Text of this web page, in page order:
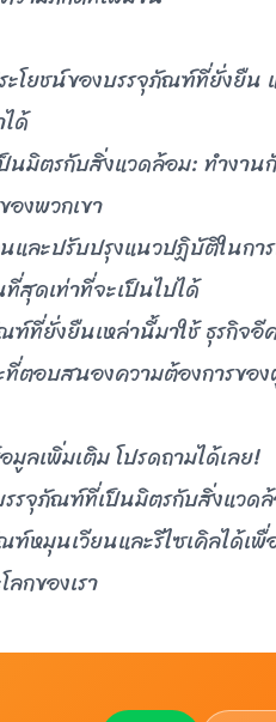
โยชน์ของบรรจุภัณฑ์ที่ยั่งยืน
ด้
มิตรกับสิ่งแวดล้อม: ทํางา
งพวกเขา
และปรับปรุงแนวปฏิบัติในก
สุดเท่าที่จะเป็นไปได้
ที่ยั่งยืนเหล่านี้มาใช้ ธุรกิจ
อบสนองความต้องการขอ
ลเพิ่มเติม โปรดถามได้เลย!
รจุภัณฑ์ที่เป็นมิตรกับสิ่งแวด
ฑ์หมุนเวียนและรีไซเคิลได้
กของเรา